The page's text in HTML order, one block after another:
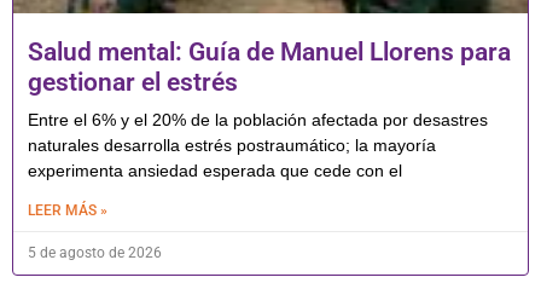
Salud mental: Guía de Manuel Llorens para
gestionar el estrés
Entre el 6% y el 20% de la población afectada por desastres
naturales desarrolla estrés postraumático; la mayoría
experimenta ansiedad esperada que cede con el
LEER MÁS »
5 de agosto de 2026